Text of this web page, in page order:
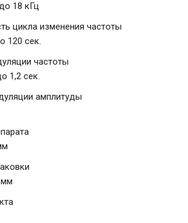
18 кГц
цикла изменения частоты
120 сек.
частоты
1,2 сек.
амплитуды
мм